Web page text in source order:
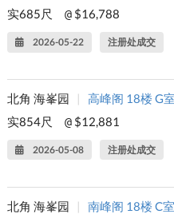
实685尺
@ $16,788
2026-05-22 注册处成交
北角 海峯园 |
高峰阁 18楼 G室
实854尺
@ $12,881
2026-05-08 注册处成交
北角 海峯园 |
南峰阁 18楼 C室